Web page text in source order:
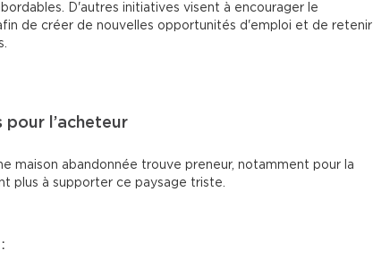
D'autres initiatives visent à encourager le
de créer de nouvelles opportunités d'emploi et de retenir
l’acheteur
maison abandonnée trouve preneur, notamment pour la
plus à supporter ce paysage triste.